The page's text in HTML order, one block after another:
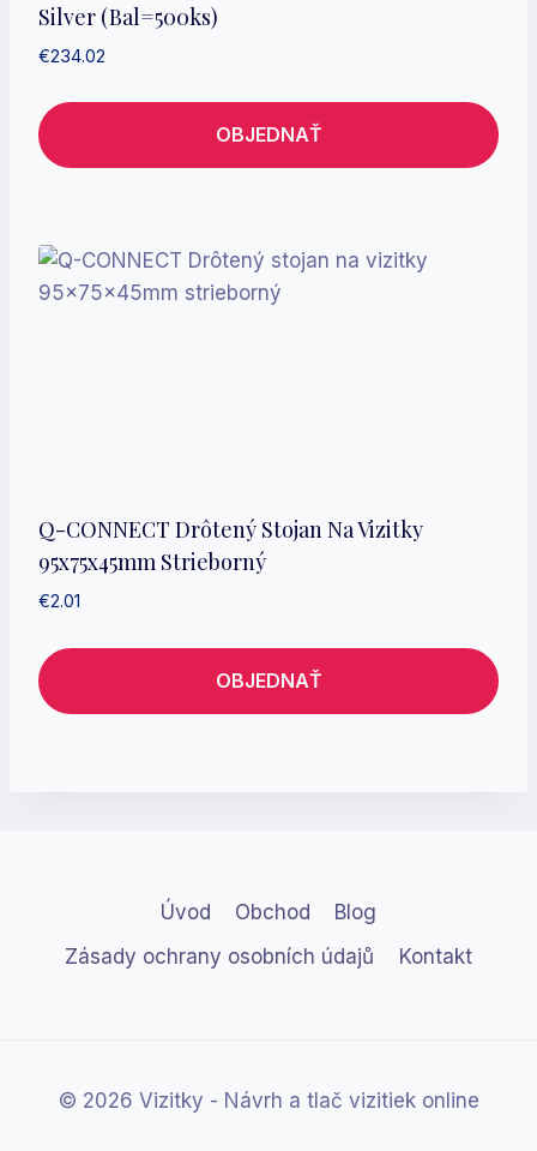
Silver (bal=500ks)
€234.02
OBJEDNAŤ
Q-CONNECT Drôtený Stojan Na Vizitky
95x75x45mm Strieborný
€2.01
OBJEDNAŤ
Úvod Obchod
Blog
Zásady ochrany osobních údajů
Kontakt
© 2026 Vizitky - Návrh a tlač vizitiek online